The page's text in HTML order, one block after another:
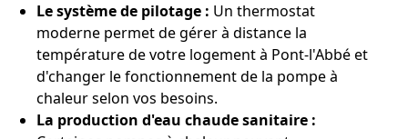
Le système de pilotage : Un thermostat
moderne permet de gérer à distance la
température de votre logement à Pont-l'Abbé et
d'changer le fonctionnement de la pompe à
chaleur selon vos besoins.
La production d'eau chaude sanitaire :